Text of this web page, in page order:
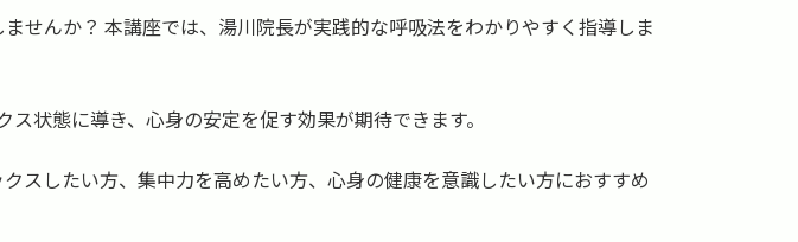
せんか？ 本講座では、湯川院長が実践的な呼吸法をわかりやすく指導しま
状態に導き、心身の安定を促す効果が期待できます。
スしたい方、集中力を高めたい方、心身の健康を意識したい方におすすめ